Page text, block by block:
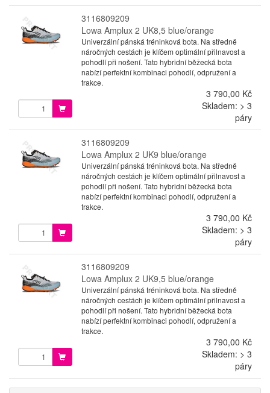
3116809209
Lowa Amplux 2 UK8,5 blue/orange
Univerzální pánská tréninková bota. Na středně
náročných cestách je klíčem optimální přilnavost a
pohodlí při nošení. Tato hybridní běžecká bota
nabízí perfektní kombinaci pohodlí, odpružení a
trakce.
3 790,00 Kč
Skladem: > 3
páry
3116809209
Lowa Amplux 2 UK9 blue/orange
Univerzální pánská tréninková bota. Na středně
náročných cestách je klíčem optimální přilnavost a
pohodlí při nošení. Tato hybridní běžecká bota
nabízí perfektní kombinaci pohodlí, odpružení a
trakce.
3 790,00 Kč
Skladem: > 3
páry
3116809209
Lowa Amplux 2 UK9,5 blue/orange
Univerzální pánská tréninková bota. Na středně
náročných cestách je klíčem optimální přilnavost a
pohodlí při nošení. Tato hybridní běžecká bota
nabízí perfektní kombinaci pohodlí, odpružení a
trakce.
3 790,00 Kč
Skladem: > 3
páry